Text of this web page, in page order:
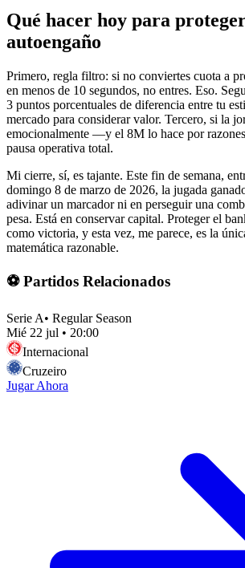
Qué hacer hoy para
autoengaño
Primero, regla filtro: si no conviertes cuota a
en menos de 10 segundos, no entres. Eso.
3 puntos porcentuales de diferencia entre tu
mercado para considerar valor. Tercero, si la
emocionalmente —y el 8M lo hace por
pausa operativa total.
Mi cierre, sí, es tajante. Este fin de semana,
domingo 8 de marzo de 2026, la jugada
adivinar un marcador ni en perseguir una
pesa. Está en conservar capital. Proteger el
como victoria, y esta vez, me parece, es la
matemática razonable.
⚽ Partidos Relacionados
Serie A• Regular Season
Mié 22 jul • 20:00
Internacional
Cruzeiro
Jugar Ahora